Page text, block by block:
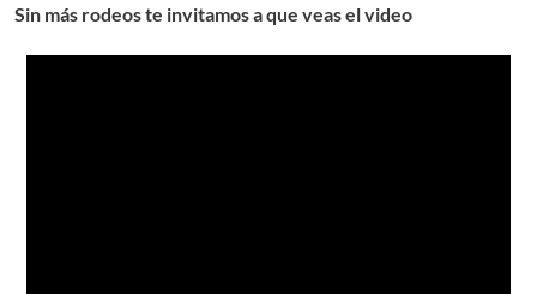
Sin más rodeos te invitamos a que veas el video